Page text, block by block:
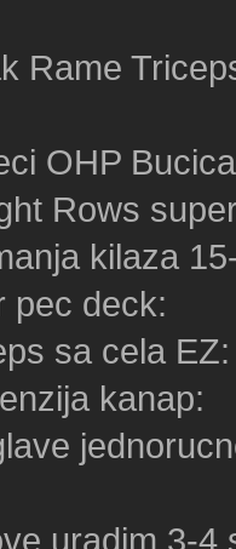
Rame
Rows
kilaza
sa
glave
uradim 3-4